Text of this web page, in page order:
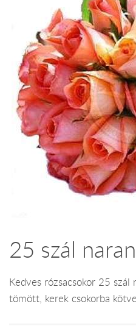
25 szál
Kedves rózsacsokor 25
tömött, kerek csokorba